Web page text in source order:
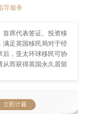
导服务
首席代表签证、投资移
满足英国移民局对于经
后，亚太环球移民可协
从而获得英国永久居留